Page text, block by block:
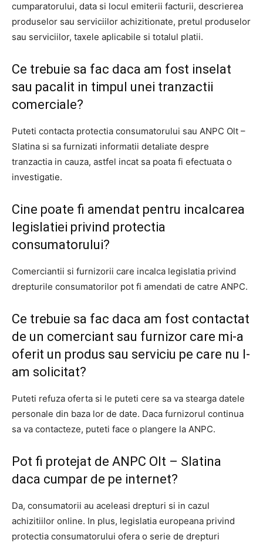
cumparatorului, data si locul emiterii facturii, descrierea
produselor sau serviciilor achizitionate, pretul produselor
sau serviciilor, taxele aplicabile si totalul platii.
Ce trebuie sa fac daca am fost inselat
sau pacalit in timpul unei tranzactii
comerciale?
Puteti contacta protectia consumatorului sau ANPC Olt –
Slatina si sa furnizati informatii detaliate despre
tranzactia in cauza, astfel incat sa poata fi efectuata o
investigatie.
Cine poate fi amendat pentru incalcarea
legislatiei privind protectia
consumatorului?
Comerciantii si furnizorii care incalca legislatia privind
drepturile consumatorilor pot fi amendati de catre ANPC.
Ce trebuie sa fac daca am fost contactat
de un comerciant sau furnizor care mi-a
oferit un produs sau serviciu pe care nu l-
am solicitat?
Puteti refuza oferta si le puteti cere sa va stearga datele
personale din baza lor de date. Daca furnizorul continua
sa va contacteze, puteti face o plangere la ANPC.
Pot fi protejat de ANPC Olt – Slatina
daca cumpar de pe internet?
Da, consumatorii au aceleasi drepturi si in cazul
achizitiilor online. In plus, legislatia europeana privind
protectia consumatorului ofera o serie de drepturi